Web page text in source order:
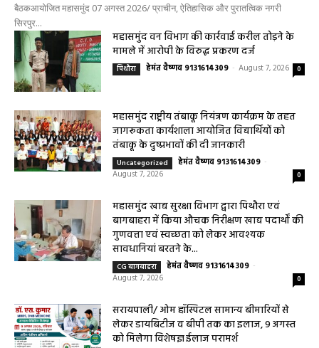
बैठकआयोजित महासमुंद 07 अगस्त 2026/ प्राचीन, ऐतिहासिक और पुरातत्विक नगरी
सिरपुर...
महासमुंद वन विभाग की कार्रवाई करील तोड़ने के
मामले में आरोपी के विरुद्ध प्रकरण दर्ज
पिथौरा हेमंत वैष्णव 9131614309 - August 7, 2026 0
महासमुंद राष्ट्रीय तंबाकू नियंत्रण कार्यक्रम के तहत
जागरूकता कार्यशाला आयोजित विद्यार्थियों को
तंबाकू के दुष्प्रभावों की दी जानकारी
Uncategorized हेमंत वैष्णव 9131614309 -
August 7, 2026
0
महासमुंद खाद्य सुरक्षा विभाग द्वारा पिथौरा एवं
बागबाहरा में किया औचक निरीक्षण खाद्य पदार्थों की
गुणवत्ता एवं स्वच्छता को लेकर आवश्यक
सावधानियां बरतने के...
CG बागबाहरा हेमंत वैष्णव 9131614309 -
August 7, 2026
0
सरायपाली/ ओम हॉस्पिटल सामान्य बीमारियों से
लेकर डायबिटीज व बीपी तक का इलाज, 9 अगस्त
को मिलेगा विशेषज्ञ ईलाज परामर्श